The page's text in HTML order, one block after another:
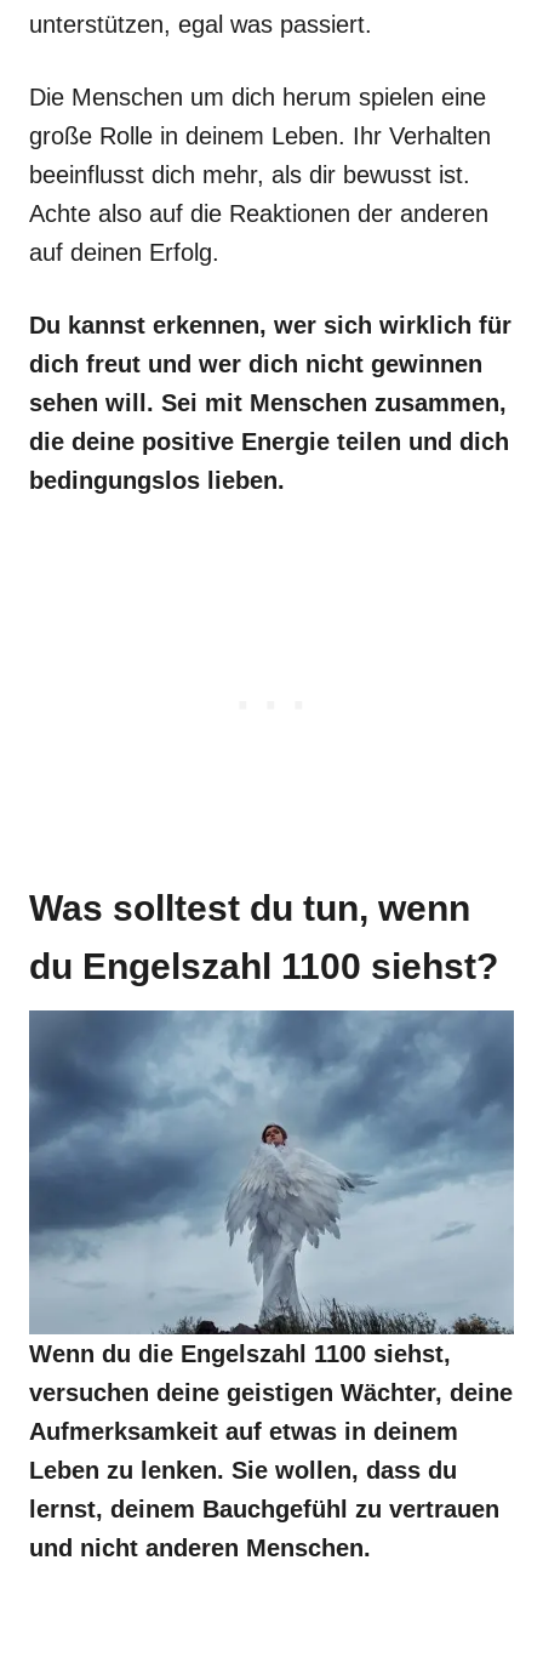
unterstützen, egal was passiert.
Die Menschen um dich herum spielen eine
große Rolle in deinem Leben. Ihr Verhalten
beeinflusst dich mehr, als dir bewusst ist.
Achte also auf die Reaktionen der anderen
auf deinen Erfolg.
Du kannst erkennen, wer sich wirklich für
dich freut und wer dich nicht gewinnen
sehen will. Sei mit Menschen zusammen,
die deine positive Energie teilen und dich
bedingungslos lieben.
Was solltest du tun, wenn
du Engelszahl 1100 siehst?
Wenn du die Engelszahl 1100 siehst,
versuchen deine geistigen Wächter, deine
Aufmerksamkeit auf etwas in deinem
Leben zu lenken. Sie wollen, dass du
lernst, deinem Bauchgefühl zu vertrauen
und nicht anderen Menschen.